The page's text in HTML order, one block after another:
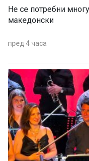
Не се потребни
македонски
пред 4 часа